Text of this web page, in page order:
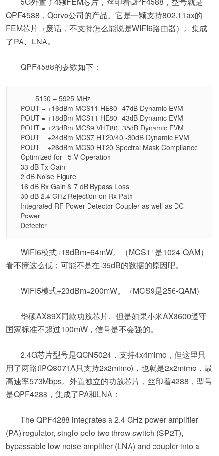
QPF4588，Qorvo公司的产品。它是一颗支持802.11ax的
FEM芯片（废话，不支持怎么能说是WIFI6路由器）。集成
了PA、LNA。
QPF4588的参数如下：
5150 – 5925 MHz
POUT = +16dBm MCS11 HE80 -47dB Dynamic EVM
POUT = +18dBm MCS11 HE80 -43dB Dynamic EVM
POUT = +23dBm MCS9 VHT80 -35dB Dynamic EVM
POUT = +24dBm MCS7 HT20/40 -30dB Dynamic EVM
POUT = +26dBm MCS0 HT20 Spectral Mask Compliance
Optimized for +5 V Operation
33 dB Tx Gain
2 dB Noise Figure
16 dB Rx Gain & 7 dB Bypass Loss
30 dB 2.4 GHz Rejection on Rx Path
Integrated RF Power Detector Coupler as well as DC
Power
Detector
WIFI6模式+18dBm=64mW。（MCS11是1024-QAM）
看不懂这么低；可能不是在-35dB的数据的原因吧。
WIFI5模式+23dBm=200mW。（MCS9是256-QAM）
华硕AX89X同款功放芯片。但是如果小米AX3600遵守
国家标准不超过100mW，信号是不会强的。
2.4G芯片型号是QCN5024，支持4x4mimo，但这里只
用了两路(IPQ8071A只支持2x2mimo)，也就是2x2mimo，最
高速率573Mbps。外置独立的功放芯片，丝印着4288，型号
是QPF4288，集成了PA和LNA：
The QPF4288 integrates a 2.4 GHz power amplifier
(PA),regulator, single pole two throw switch (SP2T),
bypassable low noise amplifier (LNA) and coupler into a